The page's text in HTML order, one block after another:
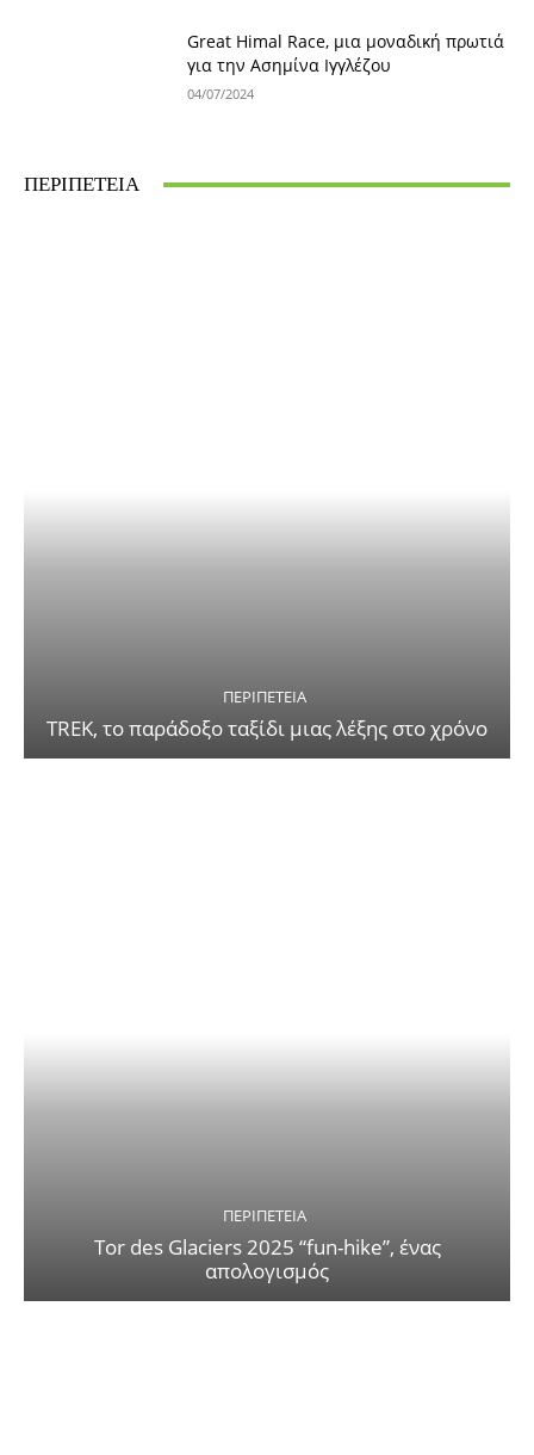
Great Himal Race, μια μοναδική πρωτιά
για την Ασημίνα Ιγγλέζου
04/07/2024
ΠΕΡΙΠΕΤΕΙΑ
ΠΕΡΙΠΈΤΕΙΑ
TREK, το παράδοξο ταξίδι μιας λέξης στο χρόνο
ΠΕΡΙΠΈΤΕΙΑ
Tor des Glaciers 2025 “fun-hike”, ένας
απολογισμός